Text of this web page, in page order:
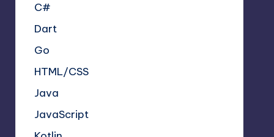
C#
Dart
Go
HTML/CSS
Java
JavaScript